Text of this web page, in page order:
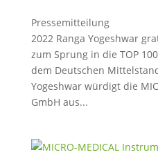
2022 Ranga Yogeshwar
zum Sprung in die TOP
dem Deutschen
Yogeshwar würdigt die
GmbH aus...